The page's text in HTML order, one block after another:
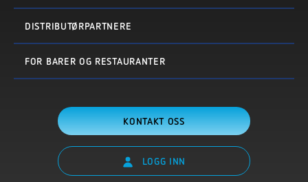
DISTRIBUTØRPARTNERE
FOR BARER OG RESTAURANTER
KONTAKT OSS
LOGG INN